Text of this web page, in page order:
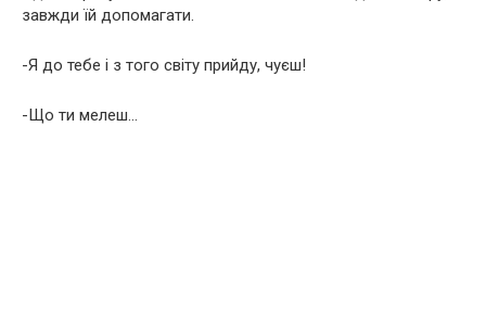
завжди їй допомагати.
-Я до тебе і з того світу прийду, чуєш!
-Що ти мелеш…